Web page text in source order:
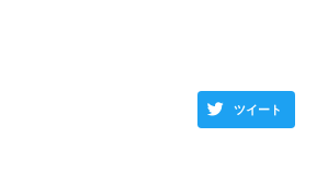
ツイート